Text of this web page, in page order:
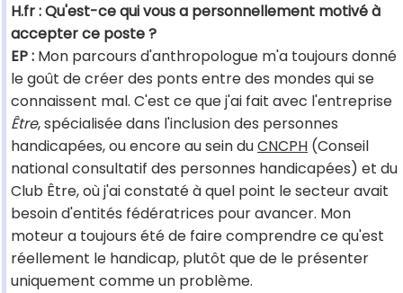
H.fr : Qu'est-ce qui vous a personnellement motivé à
accepter ce poste ?
EP : Mon parcours d'anthropologue m'a toujours donné
le goût de créer des ponts entre des mondes qui se
connaissent mal. C'est ce que j'ai fait avec l'entreprise
Être, spécialisée dans l'inclusion des personnes
handicapées, ou encore au sein duCNCPH (Conseil
national consultatif des personnes handicapées) et du
Club Être, où j'ai constaté à quel point le secteur avait
besoin d'entités fédératrices pour avancer. Mon
moteur a toujours été de faire comprendre ce qu'est
réellement le handicap, plutôt que de le présenter
uniquement comme un problème.